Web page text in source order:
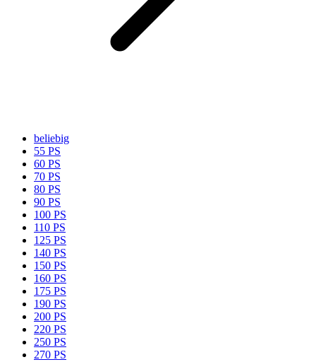
beliebig
55 PS
60 PS
70 PS
80 PS
90 PS
100 PS
110 PS
125 PS
140 PS
150 PS
160 PS
175 PS
190 PS
200 PS
220 PS
250 PS
270 PS